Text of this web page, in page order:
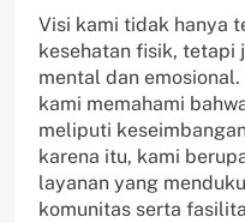
Visi kami tidak hanya
kesehatan fisik, tetapi
mental dan
kami memahami
meliputi
karena itu, kami
layanan yang
komunitas serta